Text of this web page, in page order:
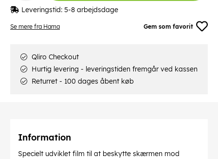
Se mere fra Hama Gem som favorit
Leveringstid: 5-8 arbejdsdage
Qliro Checkout
Hurtig levering - leveringstiden fremgår ved kassen
Returret - 100 dages åbent køb
Information
Specielt udviklet film til at beskytte skærmen mod